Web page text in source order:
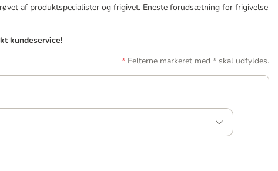
af produktspecialister og frigivet. Eneste forudsætning for frigivelse
kundeservice!
Felterne markeret med * skal udfyldes.